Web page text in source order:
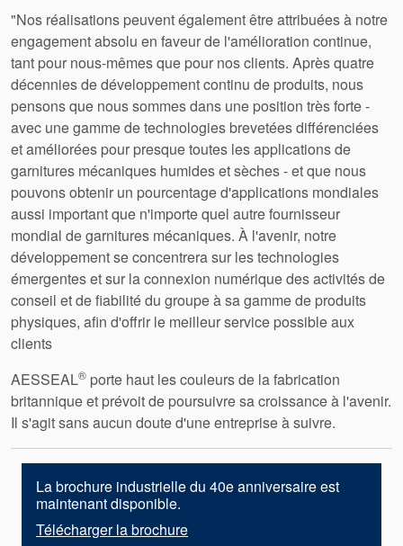
"Nos réalisations peuvent également être attribuées à notre
engagement absolu en faveur de l'amélioration continue,
tant pour nous-mêmes que pour nos clients. Après quatre
décennies de développement continu de produits, nous
pensons que nous sommes dans une position très forte -
avec une gamme de technologies brevetées différenciées
et améliorées pour presque toutes les applications de
garnitures mécaniques humides et sèches - et que nous
pouvons obtenir un pourcentage d'applications mondiales
aussi important que n'importe quel autre fournisseur
mondial de garnitures mécaniques. À l'avenir, notre
développement se concentrera sur les technologies
émergentes et sur la connexion numérique des activités de
conseil et de fiabilité du groupe à sa gamme de produits
physiques, afin d'offrir le meilleur service possible aux
clients
AESSEAL® porte haut les couleurs de la fabrication
britannique et prévoit de poursuivre sa croissance à l'avenir.
Il s'agit sans aucun doute d'une entreprise à suivre.
La brochure industrielle du 40e anniversaire est
maintenant disponible.
Télécharger la brochure